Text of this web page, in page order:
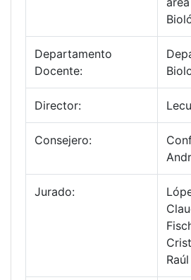
Departamento
Docente:
Director:
Consejero:
Jurado: